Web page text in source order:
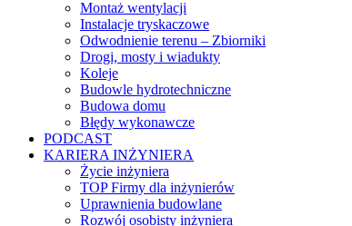
Montaż wentylacji
Instalacje tryskaczowe
Odwodnienie terenu – Zbiorniki
Drogi, mosty i wiadukty
Koleje
Budowle hydrotechniczne
Budowa domu
Błędy wykonawcze
PODCAST
KARIERA INŻYNIERA
Życie inżyniera
TOP Firmy dla inżynierów
Uprawnienia budowlane
Rozwój osobisty inżyniera